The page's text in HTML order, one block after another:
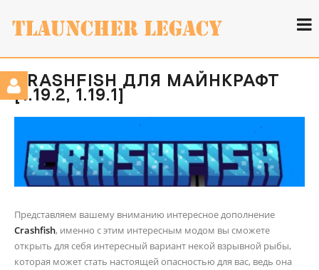
CRASHFISH ДЛЯ МАЙНКРАФТ
[1.19.2, 1.19.1]
Представляем вашему вниманию интересное дополнение
Crashfish, именно с этим интересным модом вы сможете
открыть для себя интересный вариант некой взрывной рыбы,
которая может стать настоящей опасностью для вас, ведь она